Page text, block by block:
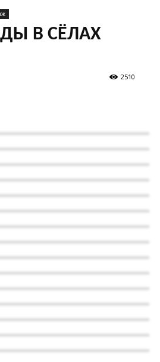
В СЁЛАХ
2510